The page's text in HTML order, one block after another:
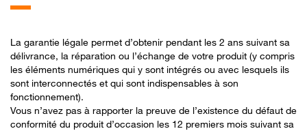
La garantie légale permet d’obtenir pendant les 2 ans suivant sa
délivrance, la réparation ou l’échange de votre produit (y compris
les éléments numériques qui y sont intégrés ou avec lesquels ils
sont interconnectés et qui sont indispensables à son
fonctionnement).​
Vous n’avez pas à rapporter la preuve de l’existence du défaut de
conformité du produit d’occasion les 12 premiers mois suivant sa